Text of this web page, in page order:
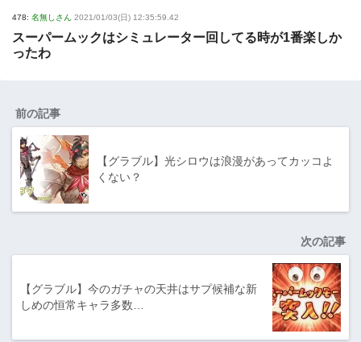
478: 名無しさん 2021/01/03(日) 12:35:59.42
スーパームックはシミュレーター回してる時が1番楽しか
ったわ
前の記事
【グラブル】光シロウは浪漫があってカッコよ
くない？
次の記事
【グラブル】今のガチャの天井はサプ候補な新
しめの恒常キャラ多数…